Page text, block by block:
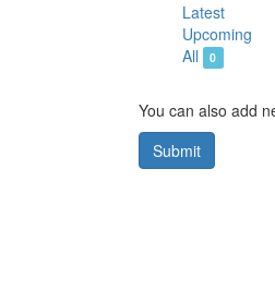
Latest
Upcoming
All
0
You can also add
Submit